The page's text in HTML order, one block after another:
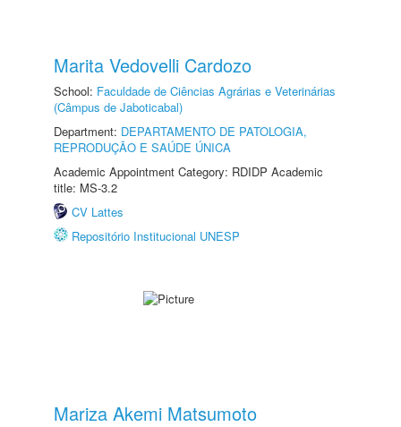
Marita Vedovelli Cardozo
School: Faculdade de Ciências Agrárias e Veterinárias
(Câmpus de Jaboticabal)
Department: DEPARTAMENTO DE PATOLOGIA,
REPRODUÇÃO E SAÚDE ÚNICA
Academic Appointment Category: RDIDP Academic
title: MS-3.2
CV Lattes
Repositório Institucional UNESP
Mariza Akemi Matsumoto